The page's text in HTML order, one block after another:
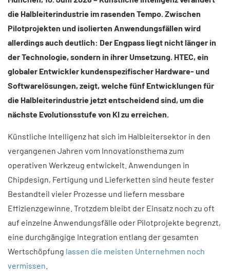
die Halbleiterindustrie im rasenden Tempo. Zwischen
Pilotprojekten und isolierten Anwendungsfällen wird
allerdings auch deutlich: Der Engpass liegt nicht länger in
der Technologie, sondern in ihrer Umsetzung. HTEC, ein
globaler Entwickler kundenspezifischer Hardware- und
Softwarelösungen, zeigt, welche fünf Entwicklungen für
die Halbleiterindustrie jetzt entscheidend sind, um die
nächste Evolutionsstufe von KI zu erreichen.
Künstliche Intelligenz hat sich im Halbleitersektor in den
vergangenen Jahren vom Innovationsthema zum
operativen Werkzeug entwickelt. Anwendungen in
Chipdesign, Fertigung und Lieferketten sind heute fester
Bestandteil vieler Prozesse und liefern messbare
Effizienzgewinne. Trotzdem bleibt der Einsatz noch zu oft
auf einzelne Anwendungsfälle oder Pilotprojekte begrenzt,
eine durchgängige Integration entlang der gesamten
Wertschöpfung lassen die meisten Unternehmen noch
vermissen